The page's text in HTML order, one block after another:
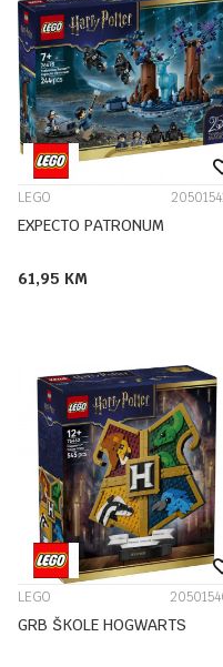
LEGO
EXPECTO PATRONUM
61,95 KM
LEGO
GRB ŠKOLE HOGWARTS